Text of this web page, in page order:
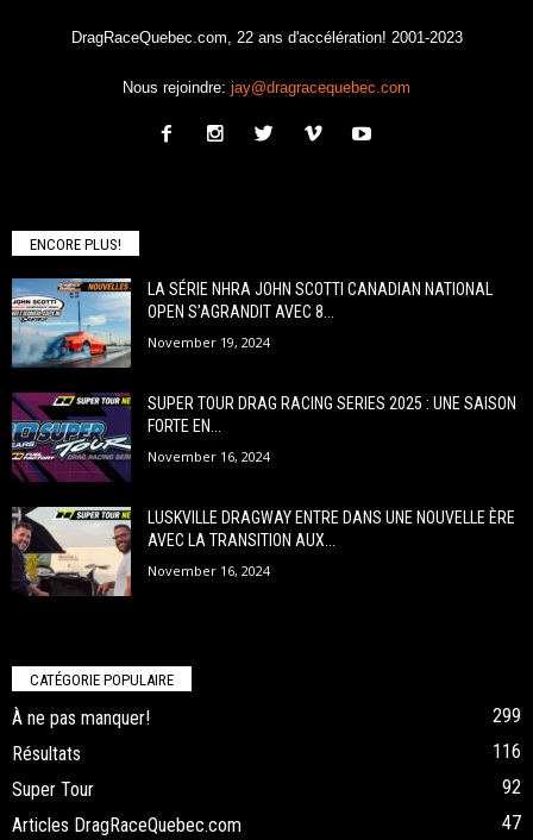
DragRaceQuebec.com, 22 ans d'accélération! 2001-2023
Nous rejoindre: jay@dragracequebec.com
ENCORE PLUS!
LA SÉRIE NHRA JOHN SCOTTI CANADIAN NATIONAL
OPEN S’AGRANDIT AVEC 8...
November 19, 2024
SUPER TOUR DRAG RACING SERIES 2025 : UNE SAISON
FORTE EN...
November 16, 2024
LUSKVILLE DRAGWAY ENTRE DANS UNE NOUVELLE ÈRE
AVEC LA TRANSITION AUX...
November 16, 2024
CATÉGORIE POPULAIRE
À ne pas manquer!
299
Résultats
116
Super Tour
92
Articles DragRaceQuebec.com
47